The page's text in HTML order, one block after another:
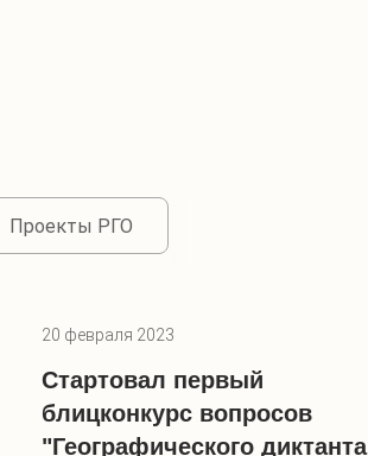
Проекты РГО
20 февраля 2023
Стартовал первый
блицконкурс вопросов
"Географического диктанта